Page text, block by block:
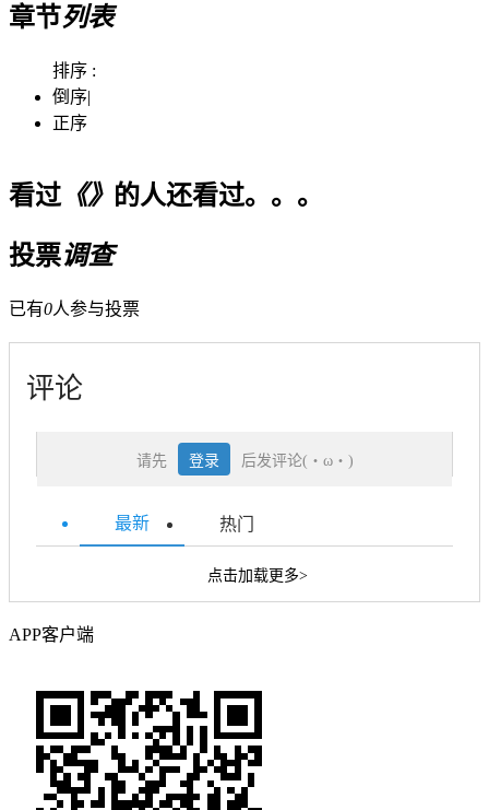
章节列表
排序 :
倒序|
正序
看过《》 的人还看过。。。
投票调查
已有0人参与投票
评论
请先 登录 后发评论(・ω・)
最新 热门
点击加载更多>
APP客户端